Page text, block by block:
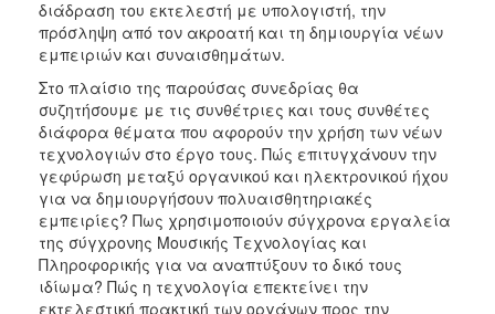
διάδραση του εκτελεστή με υπολογιστή, την
πρόσληψη από τον ακροατή και τη δημιουργία νέων
εμπειριών και συναισθημάτων.
Στο πλαίσιο της παρούσας συνεδρίας θα
συζητήσουμε με τις συνθέτριες και τους συνθέτες
διάφορα θέματα που αφορούν την χρήση των νέων
τεχνολογιών στο έργο τους. Πώς επιτυγχάνουν την
γεφύρωση μεταξύ οργανικού και ηλεκτρονικού ήχου
για να δημιουργήσουν πολυαισθητηριακές
εμπειρίες? Πως χρησιμοποιούν σύγχρονα εργαλεία
της σύγχρονης Μουσικής Τεχνολογίας και
Πληροφορικής για να αναπτύξουν το δικό τους
ιδίωμα? Πώς η τεχνολογία επεκτείνει την
εκτελεστική πρακτική των οργάνων προς την